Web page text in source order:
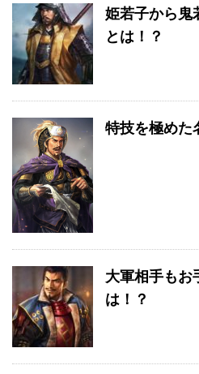
姫若子から鬼
とは！？
特技を極めた
大軍相手もお
は！？